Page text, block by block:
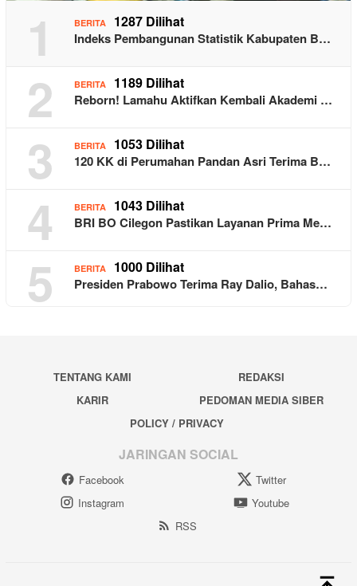
1 BERITA 1287 Dilihat
Indeks Pembangunan Statistik Kabupaten B…
2 BERITA 1189 Dilihat
Reborn! Lamahu Aktifkan Kembali Akademi …
3 BERITA 1053 Dilihat
120 KK di Perumahan Pandan Asri Terima B…
4 BERITA 1043 Dilihat
BRI BO Cilegon Pastikan Layanan Prima Me…
5 BERITA 1000 Dilihat
Presiden Prabowo Terima Ray Dalio, Bahas…
TENTANG KAMI
REDAKSI
KARIR
PEDOMAN MEDIA SIBER
POLICY / PRIVACY
JARINGAN SOCIAL
Facebook
Twitter
Instagram
Youtube
RSS